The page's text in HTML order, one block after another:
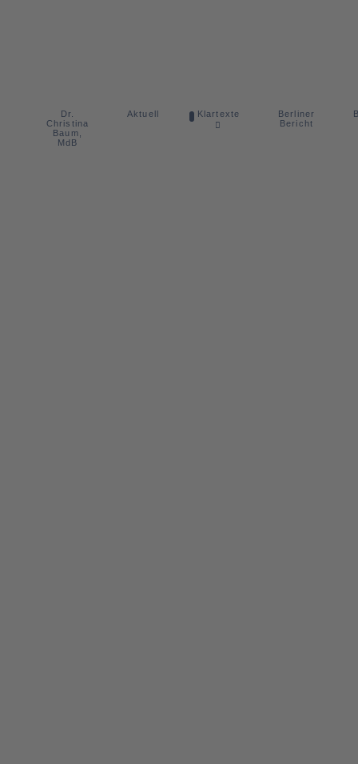
Dr.
Christina
Baum,
MdB
Aktuell Klartexte
Berliner
Bericht